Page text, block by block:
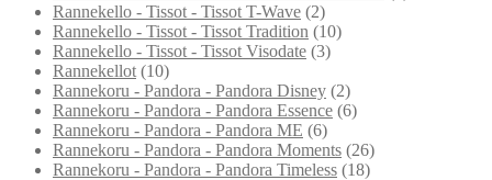
Rannekello - Tissot - Tissot T-Wave (2)
Rannekello - Tissot - Tissot Tradition (10)
Rannekello - Tissot - Tissot Visodate (3)
Rannekellot (10)
Rannekoru - Pandora - Pandora Disney (2)
Rannekoru - Pandora - Pandora Essence (6)
Rannekoru - Pandora - Pandora ME (6)
Rannekoru - Pandora - Pandora Moments (26)
Rannekoru - Pandora - Pandora Timeless (18)